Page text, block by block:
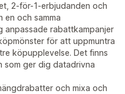
2-för-1-erbjudanden och
en och samma
anpassade rabattkampanjer
för att uppmuntra
köpupplevelse. Det finns
som ger dig datadrivna
och mixa och